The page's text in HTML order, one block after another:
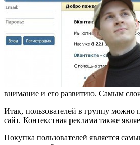
внимание и его развитию. Самым
Итак, пользователей в группу
сайт. Контекстная реклама также
Покупка пользователей является